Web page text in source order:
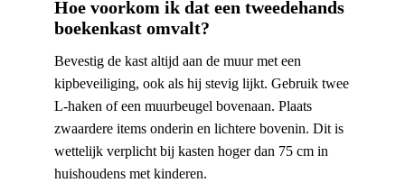
Hoe voorkom ik dat een tweedehands
boekenkast omvalt?
Bevestig de kast altijd aan de muur met een
kipbeveiliging, ook als hij stevig lijkt. Gebruik twee
L-haken of een muurbeugel bovenaan. Plaats
zwaardere items onderin en lichtere bovenin. Dit is
wettelijk verplicht bij kasten hoger dan 75 cm in
huishoudens met kinderen.